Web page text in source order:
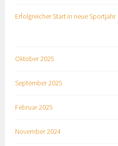
Erfolgreicher Start in neue Sportjahr
Oktober 2025
September 2025
Februar 2025
November 2024